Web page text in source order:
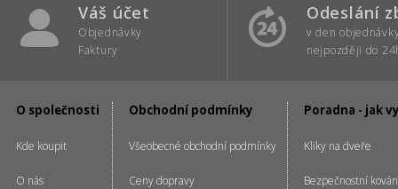
Váš účet
Objednávky
Faktury
Odeslání
v den
nejpozději do
O společnosti
Kde koupit
O nás
Obchodní podmínky
Všeobecné obchodní podmínky
Ceny dopravy
Poradna - jak
Kliky na dveře
Bezpečnostní